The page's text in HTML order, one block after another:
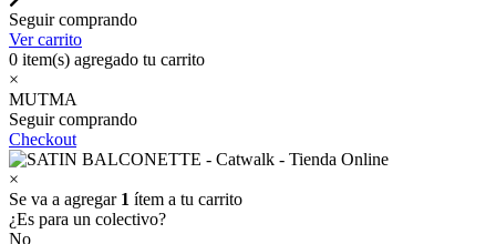
Seguir comprando
Ver carrito
0 item(s) agregado tu carrito
×
MUTMA
Seguir comprando
Checkout
×
Se va a agregar 1 ítem a tu carrito
¿Es para un colectivo?
No